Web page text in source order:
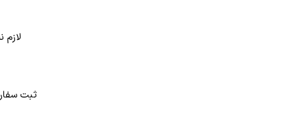
ثبت سفارش در بانک کتاب